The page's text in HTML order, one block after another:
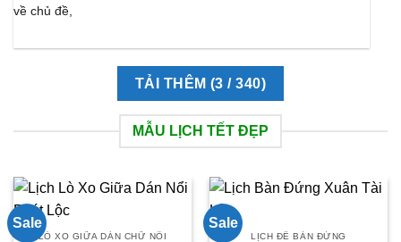
về chủ đề,
TẢI THÊM (3 / 340)
MẪU LỊCH TẾT ĐẸP
Sale
LÒ XO GIỮA DÁN CHỮ NỔI
Sale
LỊCH ĐỂ BÀN ĐỨNG